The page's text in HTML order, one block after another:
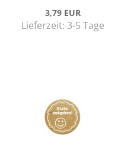
3,79 EUR
Lieferzeit: 3-5 Tage